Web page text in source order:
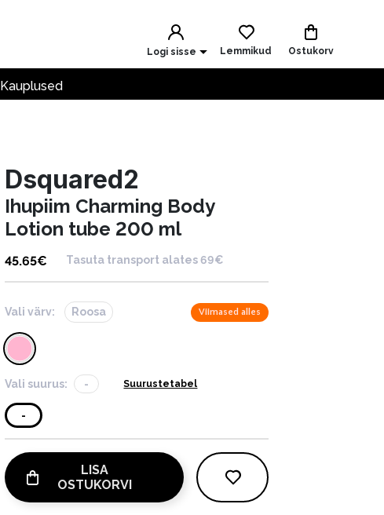
Logi sisse Lemmikud Ostukorv
Kauplused
Dsquared2
Ihupiim Charming Body
Lotion tube 200 ml
45.65€ Tasuta transport alates 69€
Vali värv: Roosa Viimased alles
Vali suurus: - Suurustetabel
-
LISA
OSTUKORVI